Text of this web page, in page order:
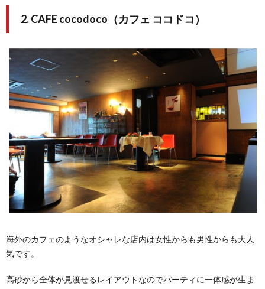
2. CAFE cocodoco（カフェ ココドコ）
海外のカフェのようなオシャレな店内は女性からも男性からも大人
気です。
高砂から全体が見渡せるレイアウトなのでパーティに一体感が生ま